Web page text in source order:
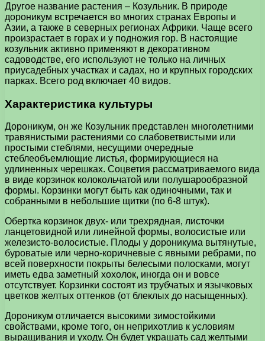
Другое название растения – Козульник. В природе
дороникум встречается во многих странах Европы и
Азии, а также в северных регионах Африки. Чаще всего
произрастает в горах и у подножия гор. В настоящие
козульник активно применяют в декоративном
садоводстве, его используют не только на личных
приусадебных участках и садах, но и крупных городских
парках. Всего род включает 40 видов.
Характеристика культуры
Дороникум, он же Козульник представлен многолетними
травянистыми растениями со слабоветвистыми или
простыми стеблями, несущими очередные
стеблеобъемлющие листья, формирующиеся на
удлиненных черешках. Соцветия рассматриваемого вида
в виде корзинок колокольчатой или полушарообразной
формы. Корзинки могут быть как одиночными, так и
собранными в небольшие щитки (по 6-8 штук).
Обертка корзинок двух- или трехрядная, листочки
ланцетовидной или линейной формы, волосистые или
железисто-волосистые. Плоды у дороникума вытянутые,
буроватые или черно-коричневые с явными ребрами, по
всей поверхности покрыты белесыми полосками, могут
иметь едва заметный хохолок, иногда он и вовсе
отсутствует. Корзинки состоят из трубчатых и язычковых
цветков желтых оттенков (от блеклых до насыщенных).
Дороникум отличается высокими зимостойкими
свойствами, кроме того, он неприхотлив к условиям
выращивания и уходу. Он будет украшать сад желтыми